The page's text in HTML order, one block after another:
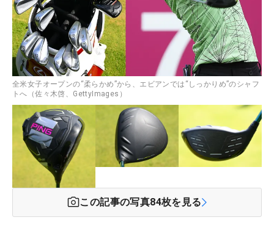
全米女子オープンの“柔らかめ”から、エビアンでは“しっかりめ”のシャフ
トへ（佐々木啓、GettyImages）
この記事の写真84枚を見る